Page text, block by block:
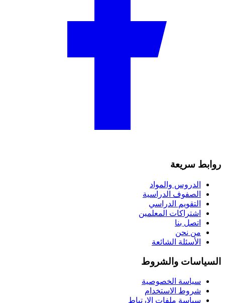
روابط سريعة
الدروس والمواد
الصفوف الدراسية
التقويم الدراسي
اشتراكات المعلمين
اتصل بنا
من نحن
الأسئلة الشائعة
السياسات والشروط
سياسة الخصوصية
شروط الاستخدام
سياسة ملفات الارتباط